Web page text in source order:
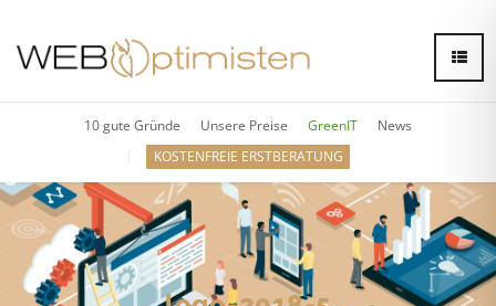
10 gute Gründe Unsere Preise GreenIT
News
KOSTENFREIE ERSTBERATUNG